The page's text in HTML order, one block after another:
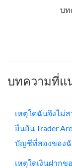
บท
บทความที่แ
เหตุใดฉันจึงไม่
ยืนยัน Trader
บัญชีที่สองของฉั
เหตุใดเงินฝากข